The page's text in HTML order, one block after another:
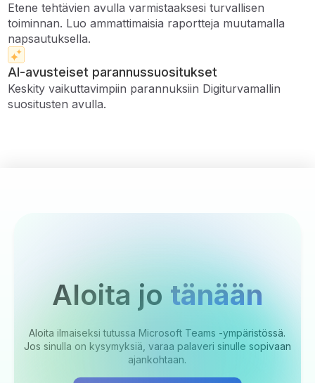
Etene tehtävien avulla varmistaaksesi turvallisen
toiminnan. Luo ammattimaisia ​​raportteja muutamalla
napsautuksella.
AI-avusteiset parannussuositukset
Keskity vaikuttavimpiin parannuksiin Digiturvamallin
suositusten avulla.
Aloita jo tänään
Aloita ilmaiseksi tutussa Microsoft Teams -ympäristössä.
Jos sinulla on kysymyksiä, varaa palaveri sinulle sopivaan
ajankohtaan.